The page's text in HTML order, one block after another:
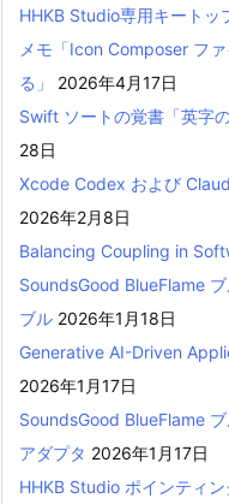
HHKB Studio専用キートッ
メモ「Icon Composer フ
る」
2026年4月17日
Swift ソートの覚書「英字
28日
Xcode Codex および
2026年2月8日
Balancing Coupling in
SoundsGood BlueFlame
ブル 2026年1月18日
Generative AI-Driven
2026年1月17日
SoundsGood BlueFlame
アダプタ 2026年1月17日
HHKB Studio ポインティ